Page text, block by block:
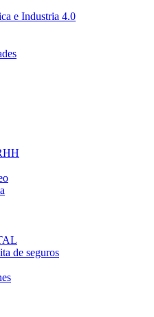
e Industria 4.0
de seguros